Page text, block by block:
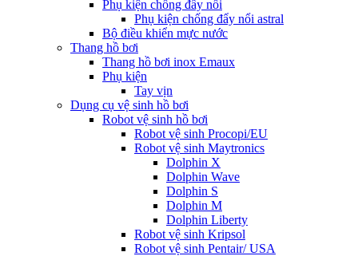
Phụ kiện chống đẩy nổi
Phụ kiện chống đẩy nổi astral
Bộ điều khiển mực nước
Thang hồ bơi
Thang hồ bơi inox Emaux
Phụ kiện
Tay vịn
Dụng cụ vệ sinh hồ bơi
Robot vệ sinh hồ bơi
Robot vệ sinh Procopi/EU
Robot vệ sinh Maytronics
Dolphin X
Dolphin Wave
Dolphin S
Dolphin M
Dolphin Liberty
Robot vệ sinh Kripsol
Robot vệ sinh Pentair/ USA